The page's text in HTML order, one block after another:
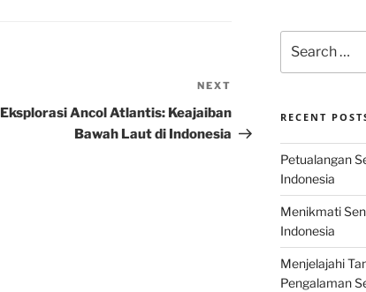
Post
NEXT
Eksplorasi Ancol Atlantis: Keajaiban
Bawah Laut di Indonesia
for:
RECENT
Petualangan
Indonesia
Menikmati
Indonesia
Menjelajahi
Pengalaman